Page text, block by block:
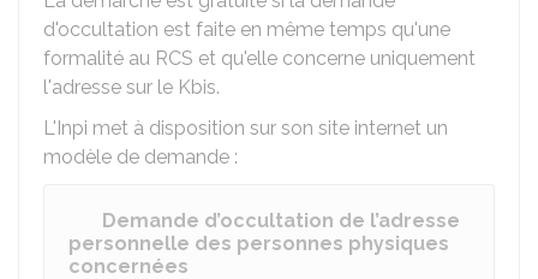
d'occultation est faite en même temps qu'une
formalité au RCS et qu'elle concerne uniquement
l'adresse sur le Kbis.
L'Inpi met à disposition sur son site internet un
modèle de demande :
Demande d’occultation de l’adresse
personnelle des personnes physiques
concernées